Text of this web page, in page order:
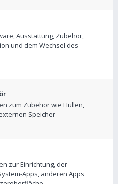
Ausstattung, Zubehör,
und dem Wechsel des
zum Zubehör wie Hüllen,
Speicher
zur Einrichtung, der
Apps, anderen Apps